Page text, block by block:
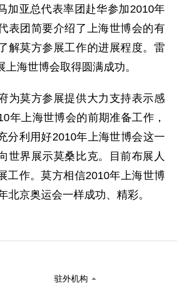
亚总代表率团赴华参加2010年
表团简要介绍了上海世博会的有
解莫方参展工作的进展程度。雷
海世博会取得圆满成功。
莫方参展提供大力支持表示感
年上海世博会的前期准备工作，
分利用好2010年上海世博会这一
世界展示莫桑比克。目前布展人
工作。莫方相信2010年上海世博
北京奥运会一样成功、精彩。
驻外机构